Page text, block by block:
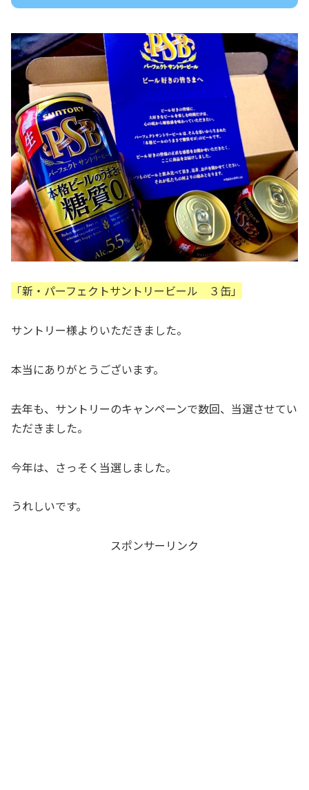
「新・パーフェクトサントリービール ３缶」
サントリー様よりいただきました。
本当にありがとうございます。
去年も、サントリーのキャンペーンで数回、当選させてい
ただきました。
今年は、さっそく当選しました。
うれしいです。
スポンサーリンク